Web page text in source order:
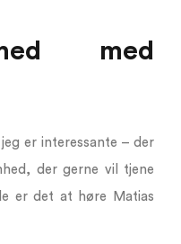
med
er interessante – der
der gerne vil tjene
er det at høre Matias